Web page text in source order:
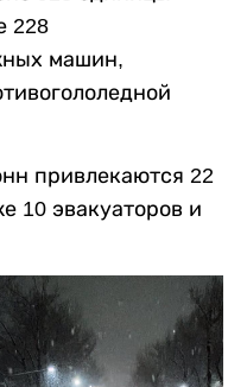
228
машин,
привлекаются 22
10 эвакуаторов и